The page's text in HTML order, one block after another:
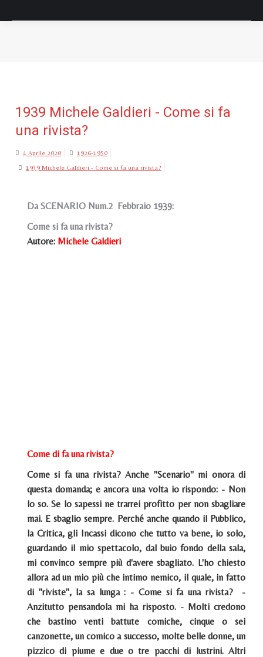
1939 Michele Galdieri - Come si fa
una rivista?
4 Aprile 2020 1926-1950
1939 Michele Galdieri - Come si fa una rivista?
Da SCENARIO Num.2 Febbraio 1939:
Come si fa una rivista?
Autore: Michele Galdieri
Come di fa una rivista?
Come si fa una rivista? Anche "Scenario" mi onora di
questa domanda; e ancora una volta io rispondo: - Non
lo so. Se lo sapessi ne trarrei profitto per non sbagliare
mai. E sbaglio sempre. Perché anche quando il Pubblico,
la Critica, gli Incassi dicono che tutto va bene, io solo,
guardando il mio spettacolo, dal buio fondo della sala,
mi convinco sempre più d'avere sbagliato. L'ho chiesto
allora ad un mio più che intimo nemico, il quale, in fatto
di "riviste", la sa lunga : - Come si fa una rivista? -
Anzitutto pensandola mi ha risposto. - Molti credono
che bastino venti battute comiche, cinque o sei
canzonette, un comico a successo, molte belle donne, un
pizzico di piume e due o tre pacchi di lustrini. Altri